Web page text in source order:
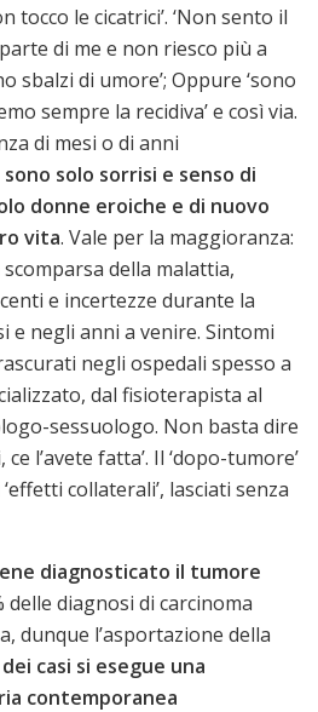
tocco le cicatrici’. ‘Non sento il
di me e non riesco più a
sbalzi di umore’; Oppure ‘sono
sempre la recidiva’ e così via.
di mesi o di anni
sono solo sorrisi e senso di
donne eroiche e di nuovo
vita. Vale per la maggioranza:
della malattia,
e incertezze durante la
e negli anni a venire. Sintomi
negli ospedali spesso a
dal fisioterapista al
sessuologo. Non basta dire
l’avete fatta’. Il ‘dopo-tumore’
collaterali’, lasciati senza
diagnosticato il tumore
delle diagnosi di carcinoma
dunque l’asportazione della
casi si esegue una
contemporanea